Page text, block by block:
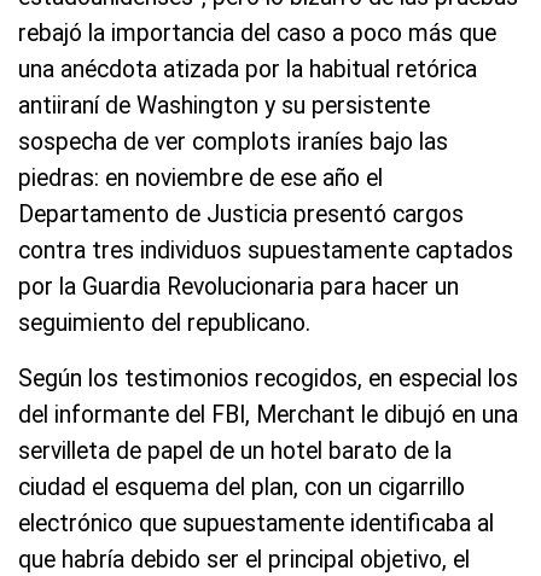
rebajó la importancia del caso a poco más que
una anécdota atizada por la habitual retórica
antiiraní de Washington y su persistente
sospecha de ver complots iraníes bajo las
piedras: en noviembre de ese año el
Departamento de Justicia presentó cargos
contra tres individuos supuestamente captados
por la Guardia Revolucionaria para hacer un
seguimiento del republicano.
Según los testimonios recogidos, en especial los
del informante del FBI, Merchant le dibujó en una
servilleta de papel de un hotel barato de la
ciudad el esquema del plan, con un cigarrillo
electrónico que supuestamente identificaba al
que habría debido ser el principal objetivo, el